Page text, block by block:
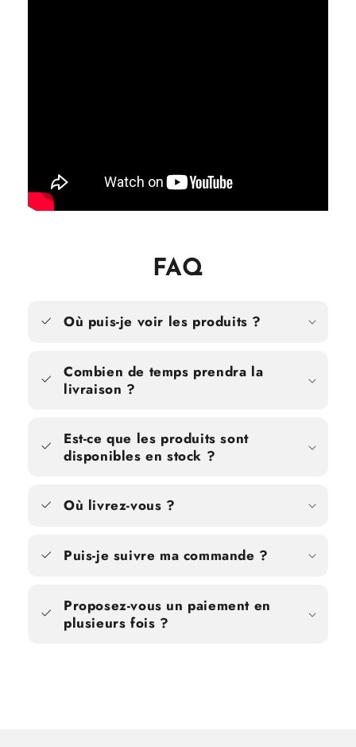
FAQ
Où puis-je voir les produits ?
Combien de temps prendra la
livraison ?
Est-ce que les produits sont
disponibles en stock ?
Où livrez-vous ?
Puis-je suivre ma commande ?
Proposez-vous un paiement en
plusieurs fois ?